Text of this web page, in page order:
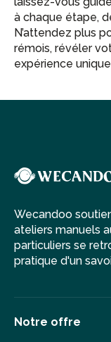
à chaque étape,
N’attendez plus
rémois, révéler
expérience
Wecandoo
ateliers manuels
particuliers se
pratique d'un
Notre offre